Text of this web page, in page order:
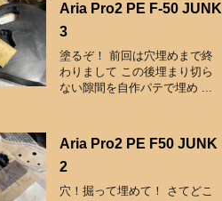
Aria Pro2 PE F-50 JUNK
3
塗るぞ！ 前回は穴埋めまで終
わりまして この後埋まり切ら
ない隙間を自作パテで埋め ...
Aria Pro2 PE F50 JUNK
2
穴！掘って埋めて！ さてどこ